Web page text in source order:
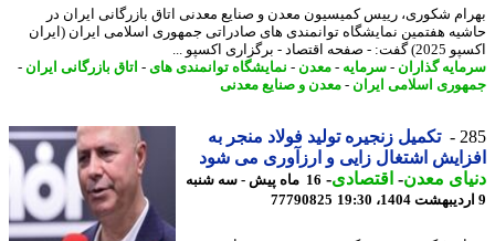
شکوری، رییس کمیسیون معدن و صنایع معدنی اتاق بازرگانی ایران در
هفتمین نمایشگاه توانمندی های صادراتی جمهوری اسلامی ایران (ایران
- برگزاری اکسپو ...
گذاران - سرمایه -معدن-نمایشگاه توانمندی های -اتاق بازرگانی ایران -
اسلامی ایران - معدن و صنایع معدنی
تکمیل زنجیره تولید فولاد منجر به
اشتغال زایی و ارزآوری می شود
معدن-اقتصادی-
16 ماه پیش - سه شنبه
77790825